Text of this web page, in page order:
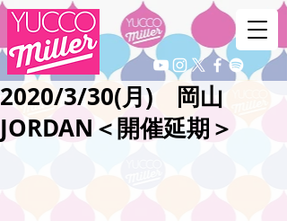
2020/3/30(月) 岡山
JORDAN＜開催延期＞